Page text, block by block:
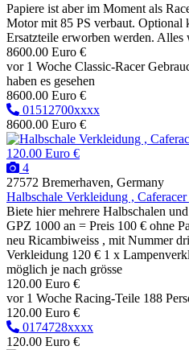
Papiere ist aber im Moment als
Motor mit 85 PS verbaut. Optional
Ersatzteile erworben werden. Alles
8600.00 Euro €
vor 1 Woche Classic-Racer
haben es gesehen
8600.00 Euro €
01512700xxxx
8600.00 Euro €
120.00 Euro €
4
27572 Bremerhaven, Germany
Halbschale Verkleidung ,
Biete hier mehrere Halbschalen
GPZ 1000 an = Preis 100 € ohne
neu Ricambiweiss , mit Nummer
Verkleidung 120 € 1 x
möglich je nach grösse
120.00 Euro €
vor 1 Woche Racing-Teile 188
120.00 Euro €
0174728xxxx
120.00 Euro €